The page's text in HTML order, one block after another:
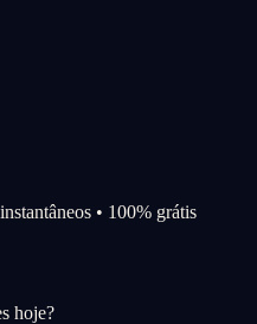
• 100% grátis
hoje?